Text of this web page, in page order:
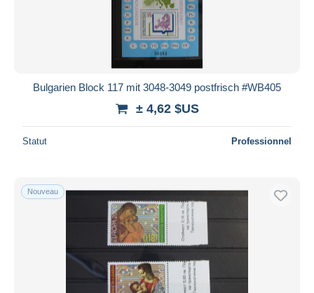
Bulgarien Block 117 mit 3048-3049 postfrisch #WB405
± 4,62 $US
Statut Professionnel
Nouveau